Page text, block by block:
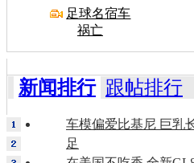
足球名宿车
祸亡
新闻排行 跟帖排行
车模偏爱比基尼 巨乳
足